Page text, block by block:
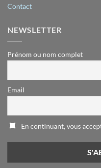
Contact
NEWSLETTER
Prénom ou nom complet
Email
En continuant, vous